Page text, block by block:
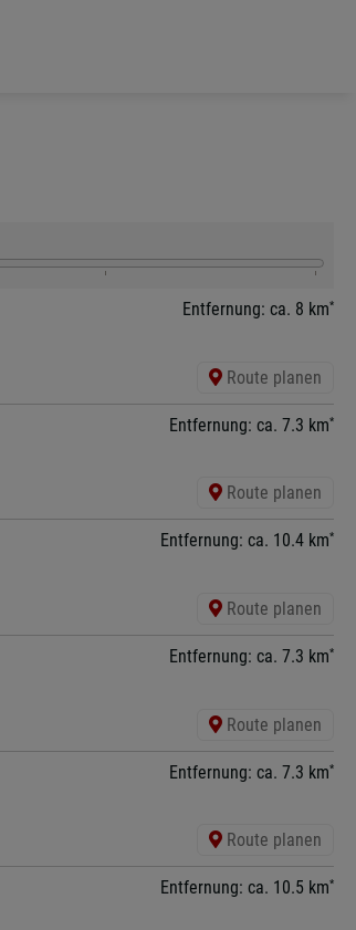
Entfernung: ca. 8 km*
Route planen
Entfernung: ca. 7.3 km*
Route planen
Entfernung: ca. 10.4 km*
Route planen
Entfernung: ca. 7.3 km*
Route planen
Entfernung: ca. 7.3 km*
Route planen
Entfernung: ca. 10.5 km*